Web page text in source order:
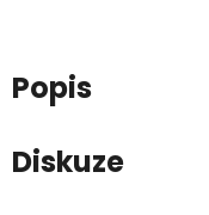
Popis
Diskuze